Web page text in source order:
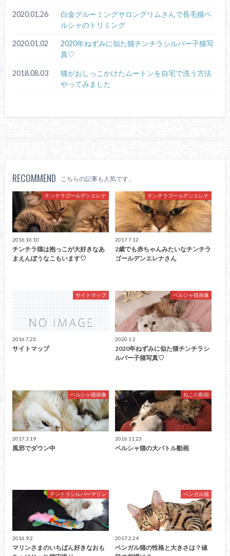
2020.01.26
白金グルーミングサロングリムさんで長毛猫ペ
ルシャのトリミング
2020.01.02
2020年ねずみに似た猫チンチラシルバー子猫写
真♡
2018.08.03
猫がおしっこかけたムートンを自宅で洗う方法
やってみました
RECOMMEND こちらの記事も人気です。
チンチラゴールデンエレナ
2016.10.10
チンチラ猫は抱っこが大好きなあ
まえんぼうなこもいます♡
チンチラゴールデンエレナ
2017.7.12
2歳でも赤ちゃんみたいなチンチラ
ゴールデンエレナさん
サイトマップ
2016.7.23
サイトマップ
ペルシャ猫画像
2020.1.2
2020年ねずみに似た猫チンチラシ
ルバー子猫写真♡
ペルシャ猫画像
2017.3.19
風邪でダウン中
ねこの動画
2016.11.23
ペルシャ猫の大バトル動画
チンチラシルバーマリン
2016.9.2
マリンさまのいちばん好きなおも
ベンガル猫
2017.2.24
ベンガル猫の性格と大きさは？値